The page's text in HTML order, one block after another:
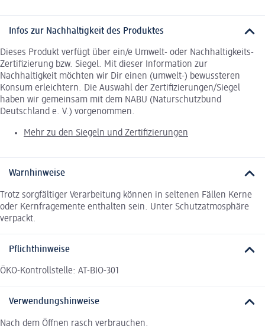
Infos zur Nachhaltigkeit des Produktes
Dieses Produkt verfügt über ein/e Umwelt- oder Nachhaltigkeits-
Zertifizierung bzw. Siegel. Mit dieser Information zur
Nachhaltigkeit möchten wir Dir einen (umwelt-) bewussteren
Konsum erleichtern. Die Auswahl der Zertifizierungen/Siegel
haben wir gemeinsam mit dem NABU (Naturschutzbund
Deutschland e. V.) vorgenommen.
Mehr zu den Siegeln und Zertifizierungen
Warnhinweise
Trotz sorgfältiger Verarbeitung können in seltenen Fällen Kerne
oder Kernfragemente enthalten sein. Unter Schutzatmosphäre
verpackt.
Pflichthinweise
ÖKO-Kontrollstelle: AT-BIO-301
Verwendungshinweise
Nach dem Öffnen rasch verbrauchen.